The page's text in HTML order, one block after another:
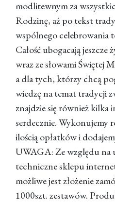
modlitewnym za
Rodzinę, aż po tekst
wspólnego celebrowania
Całość ubogacają jeszcze
wraz ze słowami Świętej
a dla tych, którzy chcą
wiedzę na temat tradycji
znajdzie się również kilka
serdecznie. Wykonujemy
ilością opłatków i
UWAGA: Ze względu na
techniczne sklepu
możliwe jest złożenie
1000szt. zestawów.